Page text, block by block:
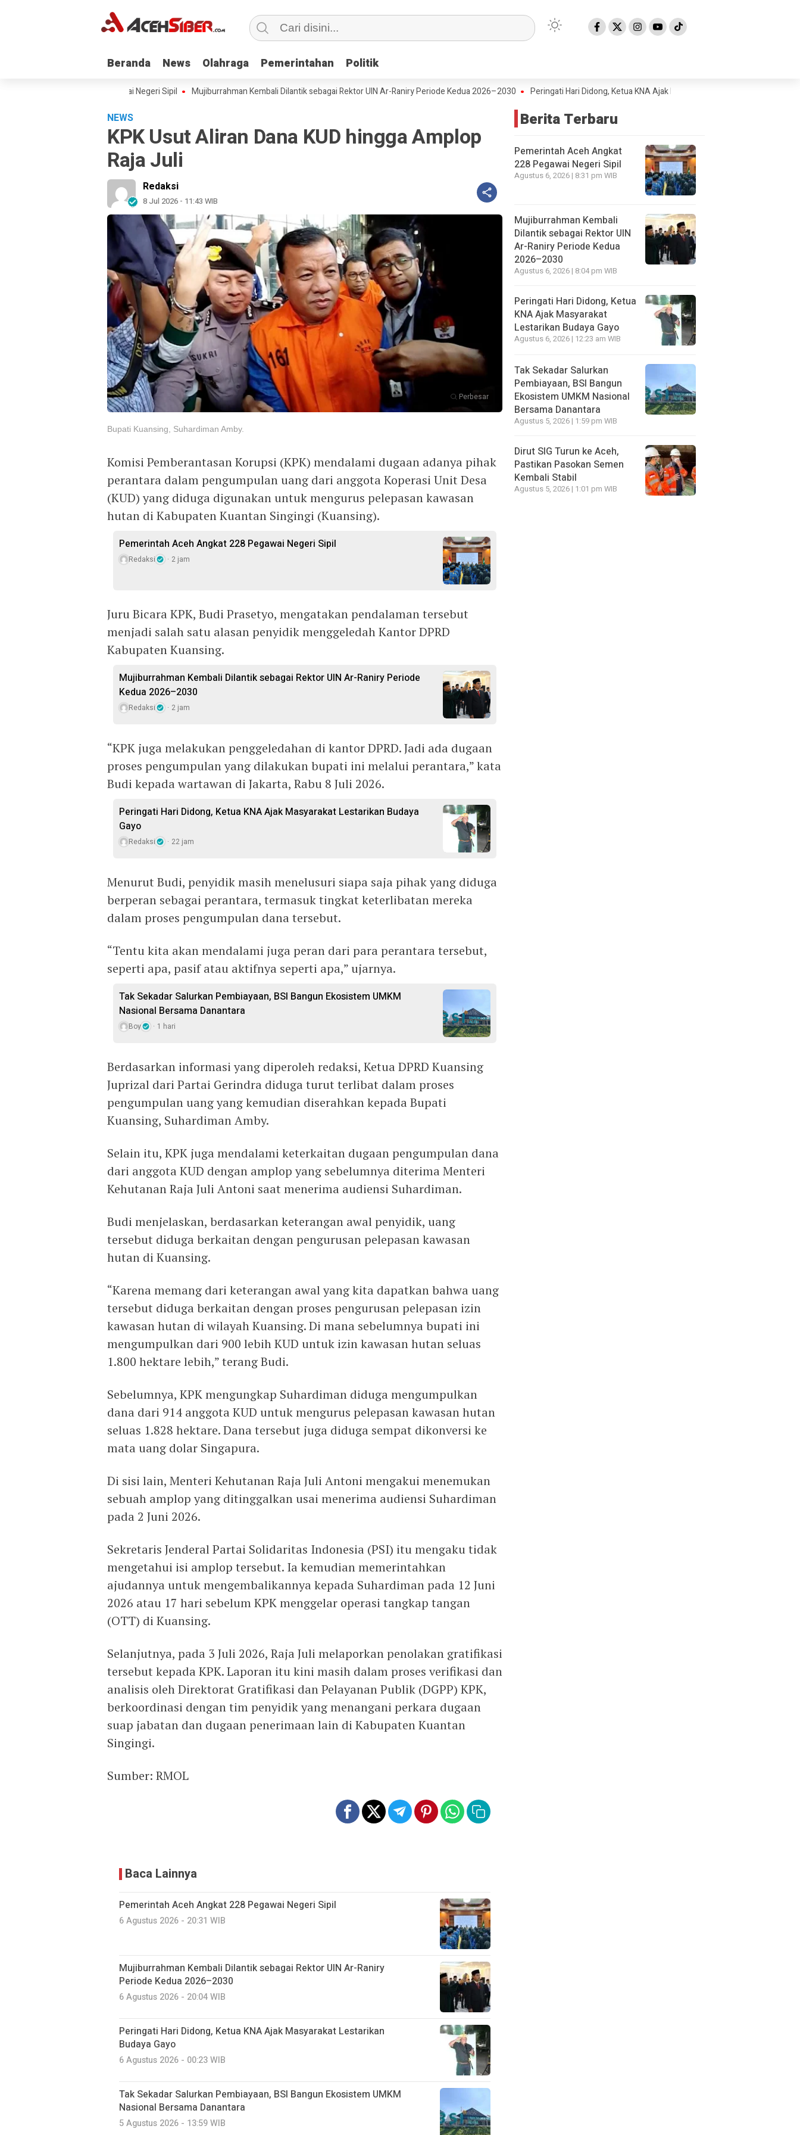
Beranda News Olahraga Pemerintahan Politik
Beranda News Olahraga Pemerintahan Politik
Aceh Angkat 228 Pegawai Negeri Sipil Mujiburrahman Kembali Dilantik sebagai Rektor UIN Ar-Raniry Periode Kedua 2026–2030 Peringati Hari Didong, Ketua KNA Ajak Masyarakat Lestarikan Budaya Gayo
NEWS
KPK Usut Aliran Dana KUD hingga Amplop
Raja Juli
Redaksi
8 Jul 2026 - 11:43 WIB
Perbesar
Bupati Kuansing, Suhardiman Amby.
Komisi Pemberantasan Korupsi (KPK) mendalami dugaan adanya pihak
perantara dalam pengumpulan uang dari anggota Koperasi Unit Desa
(KUD) yang diduga digunakan untuk mengurus pelepasan kawasan
hutan di Kabupaten Kuantan Singingi (Kuansing).
Pemerintah Aceh Angkat 228 Pegawai Negeri Sipil
Redaksi 2 jam
Juru Bicara KPK, Budi Prasetyo, mengatakan pendalaman tersebut
menjadi salah satu alasan penyidik menggeledah Kantor DPRD
Kabupaten Kuansing.
Mujiburrahman Kembali Dilantik sebagai Rektor UIN Ar-Raniry Periode
Kedua 2026–2030
Redaksi 2 jam
“KPK juga melakukan penggeledahan di kantor DPRD. Jadi ada dugaan
proses pengumpulan yang dilakukan bupati ini melalui perantara,” kata
Budi kepada wartawan di Jakarta, Rabu 8 Juli 2026.
Peringati Hari Didong, Ketua KNA Ajak Masyarakat Lestarikan Budaya
Gayo
Redaksi 22 jam
Menurut Budi, penyidik masih menelusuri siapa saja pihak yang diduga
berperan sebagai perantara, termasuk tingkat keterlibatan mereka
dalam proses pengumpulan dana tersebut.
“Tentu kita akan mendalami juga peran dari para perantara tersebut,
seperti apa, pasif atau aktifnya seperti apa,” ujarnya.
Tak Sekadar Salurkan Pembiayaan, BSI Bangun Ekosistem UMKM
Nasional Bersama Danantara
Boy 1 hari
Berdasarkan informasi yang diperoleh redaksi, Ketua DPRD Kuansing
Juprizal dari Partai Gerindra diduga turut terlibat dalam proses
pengumpulan uang yang kemudian diserahkan kepada Bupati
Kuansing, Suhardiman Amby.
Selain itu, KPK juga mendalami keterkaitan dugaan pengumpulan dana
dari anggota KUD dengan amplop yang sebelumnya diterima Menteri
Kehutanan Raja Juli Antoni saat menerima audiensi Suhardiman.
Budi menjelaskan, berdasarkan keterangan awal penyidik, uang
tersebut diduga berkaitan dengan pengurusan pelepasan kawasan
hutan di Kuansing.
“Karena memang dari keterangan awal yang kita dapatkan bahwa uang
tersebut diduga berkaitan dengan proses pengurusan pelepasan izin
kawasan hutan di wilayah Kuansing. Di mana sebelumnya bupati ini
mengumpulkan dari 900 lebih KUD untuk izin kawasan hutan seluas
1.800 hektare lebih,” terang Budi.
Sebelumnya, KPK mengungkap Suhardiman diduga mengumpulkan
dana dari 914 anggota KUD untuk mengurus pelepasan kawasan hutan
seluas 1.828 hektare. Dana tersebut juga diduga sempat dikonversi ke
mata uang dolar Singapura.
Di sisi lain, Menteri Kehutanan Raja Juli Antoni mengakui menemukan
sebuah amplop yang ditinggalkan usai menerima audiensi Suhardiman
pada 2 Juni 2026.
Sekretaris Jenderal Partai Solidaritas Indonesia (PSI) itu mengaku tidak
mengetahui isi amplop tersebut. Ia kemudian memerintahkan
ajudannya untuk mengembalikannya kepada Suhardiman pada 12 Juni
2026 atau 17 hari sebelum KPK menggelar operasi tangkap tangan
(OTT) di Kuansing.
Selanjutnya, pada 3 Juli 2026, Raja Juli melaporkan penolakan gratifikasi
tersebut kepada KPK. Laporan itu kini masih dalam proses verifikasi dan
analisis oleh Direktorat Gratifikasi dan Pelayanan Publik (DGPP) KPK,
berkoordinasi dengan tim penyidik yang menangani perkara dugaan
suap jabatan dan dugaan penerimaan lain di Kabupaten Kuantan
Singingi.
Sumber: RMOL
Baca Lainnya
Pemerintah Aceh Angkat 228 Pegawai Negeri Sipil
6 Agustus 2026 - 20:31 WIB
Mujiburrahman Kembali Dilantik sebagai Rektor UIN Ar-Raniry
Periode Kedua 2026–2030
6 Agustus 2026 - 20:04 WIB
Peringati Hari Didong, Ketua KNA Ajak Masyarakat Lestarikan
Budaya Gayo
6 Agustus 2026 - 00:23 WIB
Tak Sekadar Salurkan Pembiayaan, BSI Bangun Ekosistem UMKM
Nasional Bersama Danantara
5 Agustus 2026 - 13:59 WIB
Berita Terbaru
Pemerintah Aceh Angkat
228 Pegawai Negeri Sipil
Agustus 6, 2026 | 8:31 pm WIB
Mujiburrahman Kembali
Dilantik sebagai Rektor UIN
Ar-Raniry Periode Kedua
2026–2030
Agustus 6, 2026 | 8:04 pm WIB
Peringati Hari Didong, Ketua
KNA Ajak Masyarakat
Lestarikan Budaya Gayo
Agustus 6, 2026 | 12:23 am WIB
Tak Sekadar Salurkan
Pembiayaan, BSI Bangun
Ekosistem UMKM Nasional
Bersama Danantara
Agustus 5, 2026 | 1:59 pm WIB
Dirut SIG Turun ke Aceh,
Pastikan Pasokan Semen
Kembali Stabil
Agustus 5, 2026 | 1:01 pm WIB